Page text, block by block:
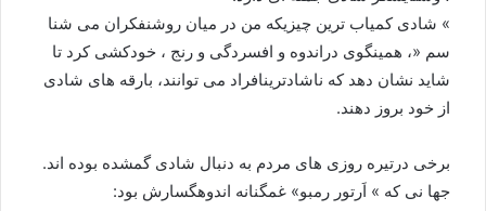
» شادی کمياب ترين چيزیکه من در ميان روشنفکران می شنا
سم «، همینگوی دراندوه و افسردگی و رنج ، خودکشی کرد تا
شاید نشان دهد که ناشادترینافراد می توانند، بارقه های شادی
از خود بروز دهند.
برخی درتیره روزی های مردم به دنبال شادی گمشده بوده اند.
جها نی که » اَرتور رمبو» غمگنانه اندوهگسارش بود: